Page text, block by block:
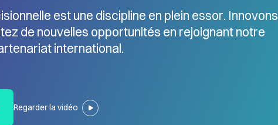
est une discipline en plein essor. Innovons
de nouvelles opportunités en rejoignant notre
international.
Regarder la vidéo